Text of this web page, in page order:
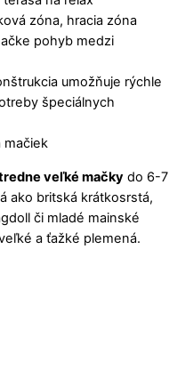
zóna, hracia zóna
pohyb medzi
umožňuje rýchle
špeciálnych
mačiek
veľké mačky do 6-7
ako britská krátkosrstá,
či mladé mainské
a ťažké plemená.